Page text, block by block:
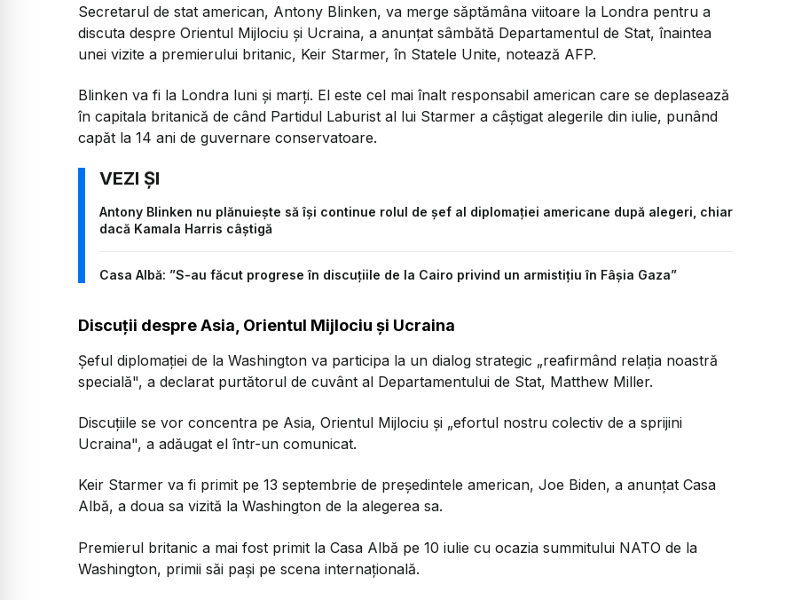
Secretarul de stat american, Antony Blinken, va merge săptămâna viitoare la Londra pentru a
discuta despre Orientul Mijlociu şi Ucraina, a anunţat sâmbătă Departamentul de Stat, înaintea
unei vizite a premierului britanic, Keir Starmer, în Statele Unite, notează AFP.
Blinken va fi la Londra luni şi marţi. El este cel mai înalt responsabil american care se deplasează
în capitala britanică de când Partidul Laburist al lui Starmer a câştigat alegerile din iulie, punând
capăt la 14 ani de guvernare conservatoare.
Antony Blinken nu plănuieşte să îşi continue rolul de șef al diplomației americane după alegeri, chiar
dacă Kamala Harris câștigă
Casa Albă: ”S-au făcut progrese în discuţiile de la Cairo privind un armistiţiu în Fâşia Gaza”
Discuții despre Asia, Orientul Mijlociu și Ucraina
Şeful diplomaţiei de la Washington va participa la un dialog strategic „reafirmând relaţia noastră
specială", a declarat purtătorul de cuvânt al Departamentului de Stat, Matthew Miller.
Discuţiile se vor concentra pe Asia, Orientul Mijlociu şi „efortul nostru colectiv de a sprijini
Ucraina", a adăugat el într-un comunicat.
Keir Starmer va fi primit pe 13 septembrie de preşedintele american, Joe Biden, a anunţat Casa
Albă, a doua sa vizită la Washington de la alegerea sa.
Premierul britanic a mai fost primit la Casa Albă pe 10 iulie cu ocazia summitului NATO de la
Washington, primii săi paşi pe scena internaţională.